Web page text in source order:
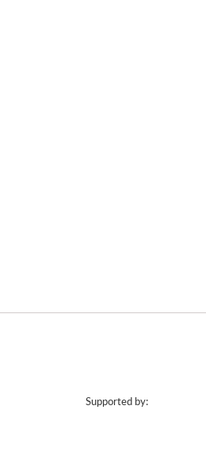
Supported by: